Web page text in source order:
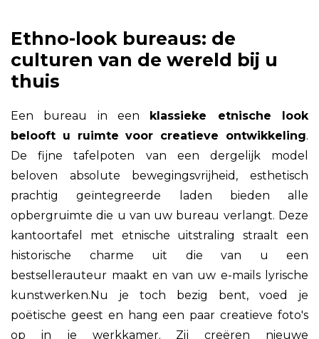
Ethno-look bureaus: de
culturen van de wereld bij u
thuis
Een bureau in een klassieke etnische look
belooft u ruimte voor creatieve ontwikkeling.
De fijne tafelpoten van een dergelijk model
beloven absolute bewegingsvrijheid, esthetisch
prachtig geïntegreerde laden bieden alle
opbergruimte die u van uw bureau verlangt. Deze
kantoortafel met etnische uitstraling straalt een
historische charme uit die van u een
bestsellerauteur maakt en van uw e-mails lyrische
kunstwerken.Nu je toch bezig bent, voed je
poëtische geest en hang een paar creatieve foto's
op in je werkkamer. Zij creëren nieuwe